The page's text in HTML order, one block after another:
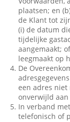
plaatsen; en
de Klant tot
(i) de datum
tijdelijke
aangemaakt;
leegmaakt op
De
een adres niet
onverwijld
In verband
telefonisch of